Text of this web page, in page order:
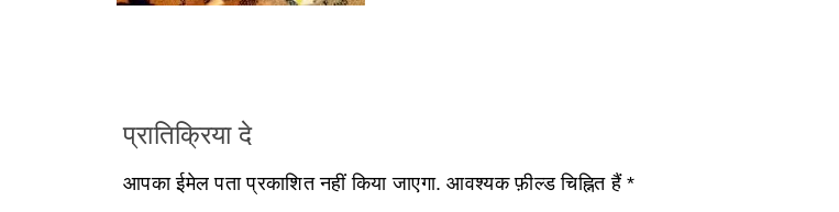
प्रातिक्रिया दे
आपका ईमेल पता प्रकाशित नहीं किया जाएगा. आवश्यक फ़ील्ड चिह्नित हैं*